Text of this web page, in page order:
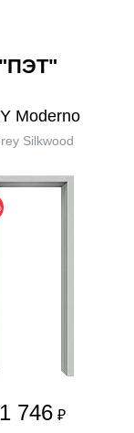
Moderno
Silkwood
1 746 ₽